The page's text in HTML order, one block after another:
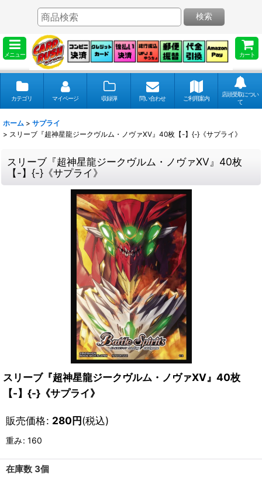
メニュー カート
検索
カテゴリ マイページ 収録弾 問い合わせ ご利用案内
店頭受取につい
て
ホーム > サプライ
> スリーブ『超神星龍ジークヴルム・ノヴァXV』40枚【-】{-}《サプライ》
スリーブ『超神星龍ジークヴルム・ノヴァXV』40枚
【-】{-}《サプライ》
スリーブ『超神星龍ジークヴルム・ノヴァXV』40枚
【-】{-}《サプライ》
販売価格: 280円(税込)
重み: 160
在庫数 3個